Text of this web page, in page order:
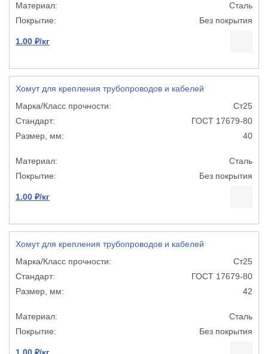
Сталь
Без покрытия
1.00 ₽/кг
Хомут для крепления трубопроводов и кабелей
Ст25
ГОСТ 17679-80
40
Сталь
Без покрытия
1.00 ₽/кг
Хомут для крепления трубопроводов и кабелей
Ст25
ГОСТ 17679-80
42
Сталь
Без покрытия